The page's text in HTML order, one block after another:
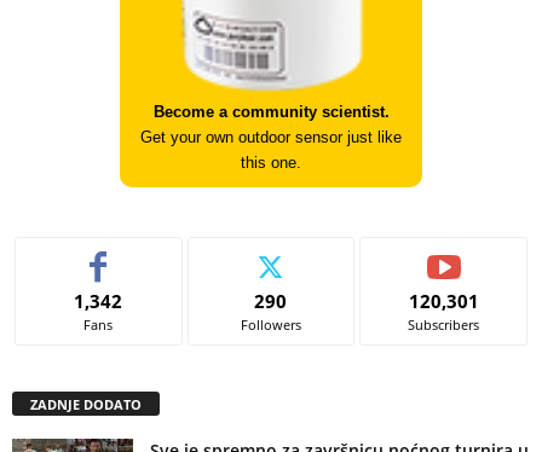
Become a community scientist.
Get your own outdoor sensor just like
this one.
1,342
Fans
290
Followers
120,301
Subscribers
ZADNJE DODATO